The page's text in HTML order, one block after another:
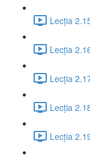
Lecția
Lecția
Lecția
Lecția
Lecția